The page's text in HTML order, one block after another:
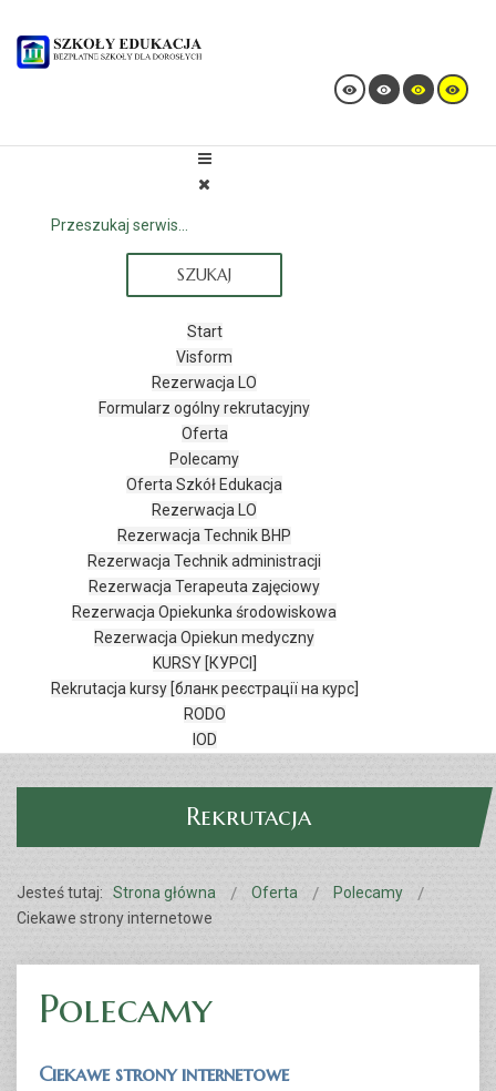
SZUKAJ
Start
Visform
Rezerwacja LO
Formularz ogólny rekrutacyjny
Oferta
Polecamy
Oferta Szkół Edukacja
Rezerwacja LO
Rezerwacja Technik BHP
Rezerwacja Technik administracji
Rezerwacja Terapeuta zajęciowy
Rezerwacja Opiekunka środowiskowa
Rezerwacja Opiekun medyczny
KURSY [КУРСІ]
Rekrutacja kursy [бланк реєстрації на курс]
RODO
IOD
Rekrutacja
Jesteś tutaj: Strona główna Oferta
Polecamy
Ciekawe strony internetowe
Polecamy
Ciekawe strony internetowe